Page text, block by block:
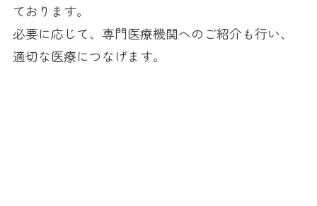
ております。
必要に応じて、専門医療機関へのご紹介も行い、
適切な医療につなげます。